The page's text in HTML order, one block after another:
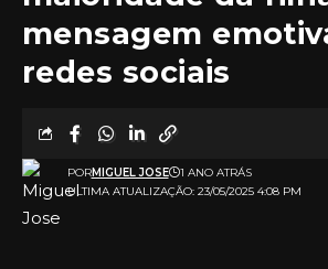
mensagem
redes sociais
ULTIMA ATUALIZAÇÃO: 23/05/2025 4:08 PM
PORMIGUEL JOSE 1 ANO ATRÁS